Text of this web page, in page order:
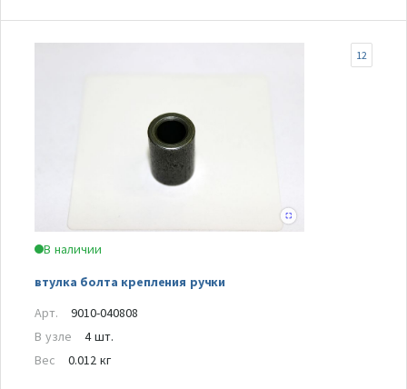
В наличии
втулка болта крепления ручки
12
Арт.
9010-040808
В узле
4 шт.
Вес
0.012 кг